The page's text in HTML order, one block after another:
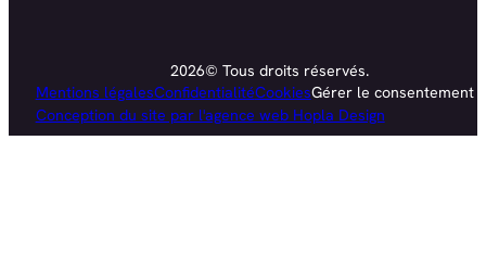
2026© Tous droits réservés.
Mentions légalesConfidentialitéCookiesGérer le consentement
Conception du site par l'agence web Hopla Design